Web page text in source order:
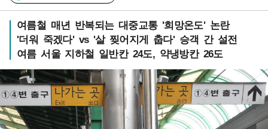
여름철 매년 반복되는 대중교통 '희망온도' 논란
'더워 죽겠다' vs '살 찢어지게 춥다' 승객 간 설전
여름 서울 지하철 일반칸 24도, 약냉방칸 26도